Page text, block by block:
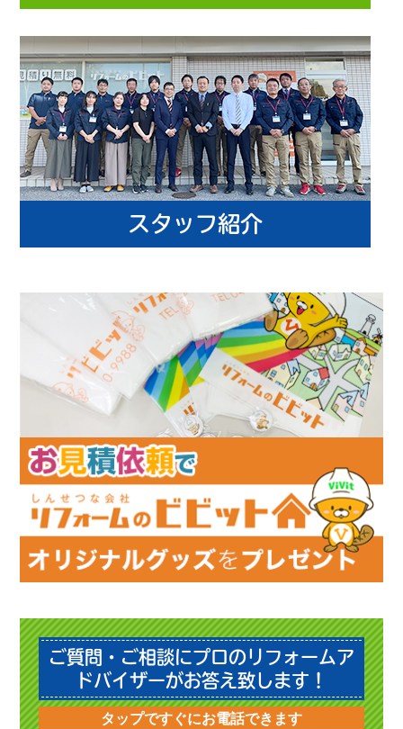
ご質問・ご相談にプロのリフォームア
ドバイザーがお答え致します！
タップですぐにお電話できます